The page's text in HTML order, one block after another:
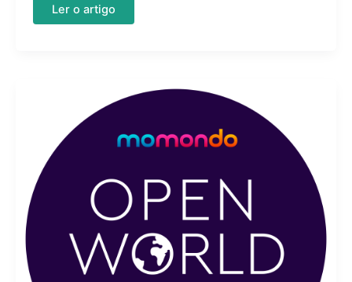
Melhores
Ler o artigo